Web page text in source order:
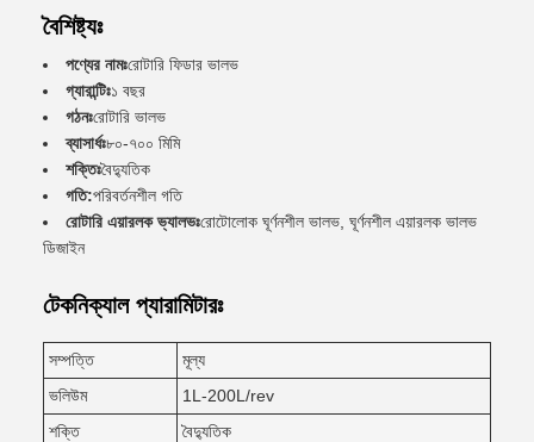
বৈশিষ্ট্যঃ
পণ্যের নামঃরোটারি ফিডার ভালভ
গ্যারান্টিঃ১ বছর
গঠনঃরোটারি ভালভ
ব্যাসার্ধঃ৮০-৭০০ মিমি
শক্তিঃবৈদ্যুতিক
গতি:পরিবর্তনশীল গতি
রোটারি এয়ারলক ভ্যালভঃরোটোলোক ঘূর্ণনশীল ভালভ, ঘূর্ণনশীল এয়ারলক ভালভ
ডিজাইন
টেকনিক্যাল প্যারামিটারঃ
সম্পত্তি
মূল্য
ভলিউম
1L-200L/rev
শক্তি
বৈদ্যুতিক